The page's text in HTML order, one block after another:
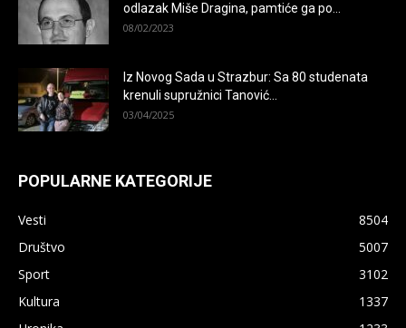
odlazak Miše Dragina, pamtiće ga po...
08/02/2023
Iz Novog Sada u Strazbur: Sa 80 studenata
krenuli supružnici Tanović...
03/04/2025
POPULARNE KATEGORIJE
Vesti
8504
Društvo
5007
Sport
3102
Kultura
1337